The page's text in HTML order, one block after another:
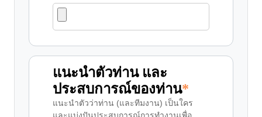
แนะนำตัวท่าน และ
ประสบการณ์ของท่าน*
แนะนำตัวว่าท่าน (และทีมงาน) เป็นใคร
และแบ่งปันประสบการณ์การทำงานเพื่อ